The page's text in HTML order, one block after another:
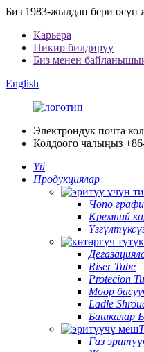
Биз 1983-жылдан бери өсүп
Карьера
Пикир билдирүү
Биз менен
English
Электрондук почта
Колдоого чалыңыз
Үй
Продукциялар
Чопо
Кремний
Riser Tube
Protecion
Мөөр
Ladle
Башкалар
Газ